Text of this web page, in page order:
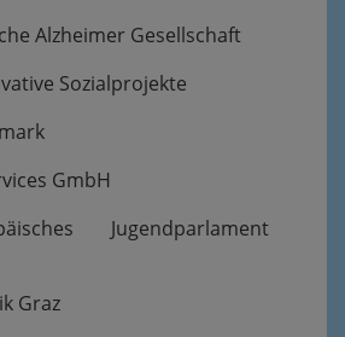
Alzheimer Gesellschaft
Sozialprojekte
GmbH
Jugendparlament
Graz